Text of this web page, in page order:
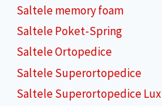
Saltele memory foam
Saltele Poket-Spring
Saltele Ortopedice
Saltele Superortopedice
Saltele Superortopedice Lux